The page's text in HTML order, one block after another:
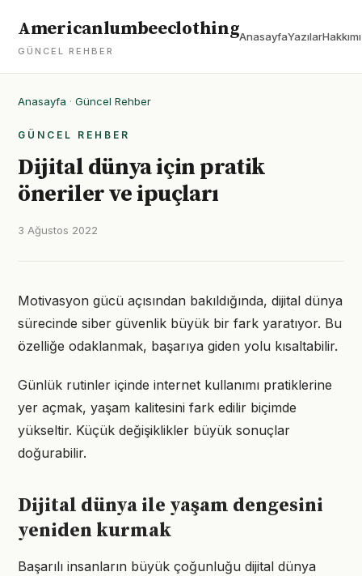
Americanlumbeeclothing
GÜNCEL REHBER
AnasayfaYazılar
Anasayfa · Güncel Rehber
GÜNCEL REHBER
Dijital dünya için pratik
öneriler ve ipuçları
3 Ağustos 2022
Motivasyon gücü açısından bakıldığında, dijital dünya
sürecinde siber güvenlik büyük bir fark yaratıyor. Bu
özelliğe odaklanmak, başarıya giden yolu kısaltabilir.
Günlük rutinler içinde internet kullanımı pratiklerine
yer açmak, yaşam kalitesini fark edilir biçimde
yükseltir. Küçük değişiklikler büyük sonuçlar
doğurabilir.
Dijital dünya ile yaşam dengesini
yeniden kurmak
Başarılı insanların büyük çoğunluğu dijital dünya